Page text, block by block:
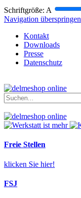
Schriftgröße: A
Navigation überspringen
Kontakt
Downloads
Presse
Datenschutz
Freie Stellen
klicken Sie hier!
FSJ